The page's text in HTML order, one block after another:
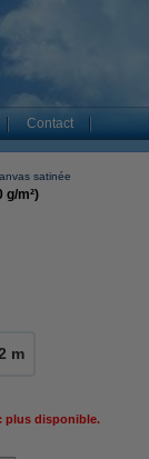
Contact
satinée
g/m²)
m
plus disponible.